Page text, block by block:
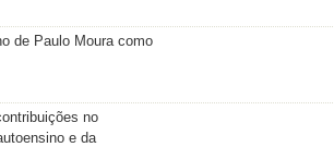
de Paulo Moura como
no
e da